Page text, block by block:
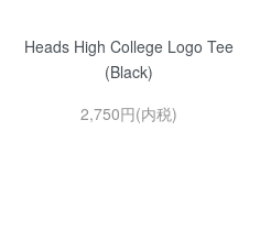
Heads High College Logo Tee
(Black)
2,750円(内税)